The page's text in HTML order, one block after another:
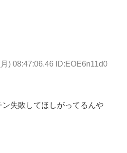
) 08:47:06.46 ID:EOE6n11d0
失敗してほしがってるんや